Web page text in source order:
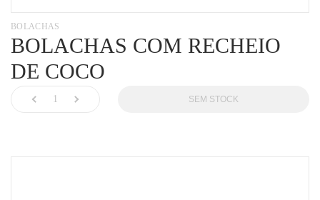
BOLACHAS
BOLACHAS COM RECHEIO
DE COCO
SEM STOCK